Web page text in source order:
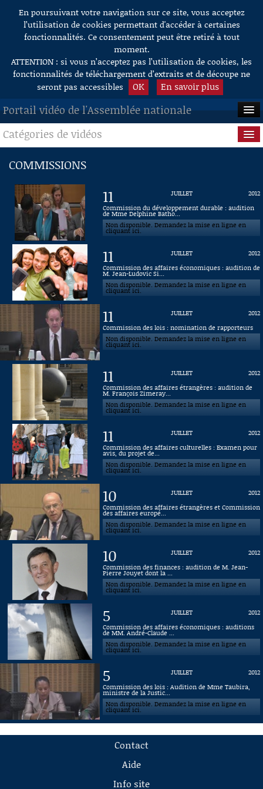
Aller au contenu
En poursuivant votre navigation sur ce site, vous acceptez
l’utilisation de cookies permettant d'accéder à certaines
fonctionnalités. Ce consentement peut être retiré à tout
moment.
ATTENTION : si vous n’acceptez pas l’utilisation de cookies, les
fonctionnalités de téléchargement d’extraits et de découpe ne
seront pas accessibles
OK En savoir plus
Portail vidéo de l'Assemblée nationale
ACCUEIL
EN DIRECT
À LA DEMANDE
RECHERCHE
AIDE À LA DÉCOUPE
DE VIDÉOS
Catégories de vidéos
Questions au Gouvernement
Commissions
Présidence
Évènements
Connaissance, Histoire
COMMISSIONS
11 JUILLET
2012
Commission du développement durable : audition
de Mme Delphine Batho...
Non disponible. Demandez la mise en ligne en
cliquant ici.
11 JUILLET
2012
Commission des affaires économiques : audition de
M. Jean-Ludovic Si...
Non disponible. Demandez la mise en ligne en
cliquant ici.
11 JUILLET
2012
Commission des lois : nomination de rapporteurs
Non disponible. Demandez la mise en ligne en
cliquant ici.
11 JUILLET
2012
Commission des affaires étrangères : audition de
M. François Zimeray...
Non disponible. Demandez la mise en ligne en
cliquant ici.
11 JUILLET
2012
Commission des affaires culturelles : Examen pour
avis, du projet de...
Non disponible. Demandez la mise en ligne en
cliquant ici.
10 JUILLET
2012
Commission des affaires étrangères et Commission
des affaires europé...
Non disponible. Demandez la mise en ligne en
cliquant ici.
10 JUILLET
2012
Commission des finances : audition de M. Jean-
Pierre Jouyet dont la ...
Non disponible. Demandez la mise en ligne en
cliquant ici.
5 JUILLET
2012
Commission des affaires économiques : auditions
de MM. André-Claude ...
Non disponible. Demandez la mise en ligne en
cliquant ici.
5 JUILLET
2012
Commission des lois : Audition de Mme Taubira,
ministre de la Justic...
Non disponible. Demandez la mise en ligne en
cliquant ici.
Contact
Aide
Info site